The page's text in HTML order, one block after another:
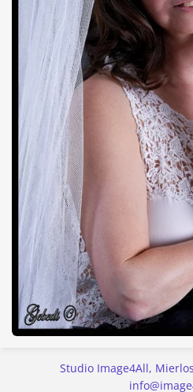
Studio Image4All,